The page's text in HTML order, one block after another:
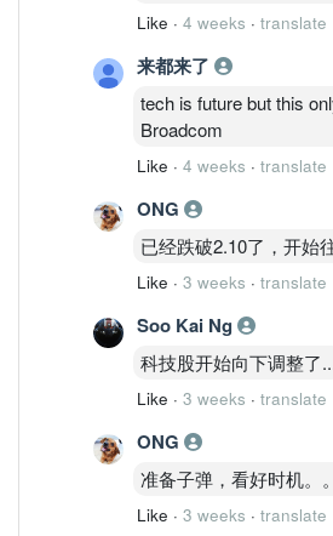
Like · 4 weeks · translate
来都来了
tech is future but this
Broadcom
Like · 4 weeks · translate
ONG
已经跌破2.10了，开始
Like · 3 weeks · translate
Soo Kai Ng
科技股开始向下调整了
Like · 3 weeks · translate
ONG
准备子弹，看好时机。。
Like · 3 weeks · translate